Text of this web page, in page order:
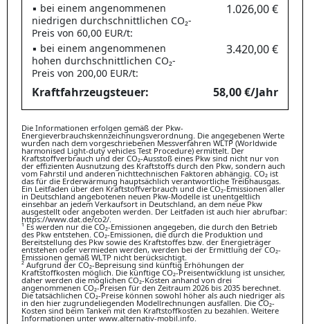
▪ bei einem angenommenen
niedrigen durchschnittlichen CO₂-
Preis von 60,00 EUR/t:
1.026,00 €
▪ bei einem angenommenen
hohen durchschnittlichen CO₂-
Preis von 200,00 EUR/t:
3.420,00 €
Kraftfahrzeugsteuer: 58,00 €/Jahr
Die Informationen erfolgen gemäß der Pkw-
Energieverbrauchskennzeichnungsverordnung. Die angegebenen Werte
wurden nach dem vorgeschriebenen Messverfahren WLTP (Worldwide
harmonised Light-duty vehicles Test Procedure) ermittelt. Der
Kraftstoffverbrauch und der CO₂-Ausstoß eines Pkw sind nicht nur von
der effizienten Ausnutzung des Kraftstoffs durch den Pkw, sondern auch
vom Fahrstil und anderen nichttechnischen Faktoren abhängig. CO₂ ist
das für die Erderwärmung hauptsächlich verantwortliche Treibhausgas.
Ein Leitfaden über den Kraftstoffverbrauch und die CO₂-Emissionen aller
in Deutschland angebotenen neuen Pkw-Modelle ist unentgeltlich
einsehbar an jedem Verkaufsort in Deutschland, an dem neue Pkw
ausgestellt oder angeboten werden. Der Leitfaden ist auch hier abrufbar:
https://www.dat.de/co2/.
¹ Es werden nur die CO₂-Emissionen angegeben, die durch den Betrieb
des Pkw entstehen. CO₂-Emissionen, die durch die Produktion und
Bereitstellung des Pkw sowie des Kraftstoffes bzw. der Energieträger
entstehen oder vermieden werden, werden bei der Ermittlung der CO₂-
Emissionen gemäß WLTP nicht berücksichtigt.
² Aufgrund der CO₂-Bepreisung sind künftig Erhöhungen der
Kraftstoffkosten möglich. Die künftige CO₂-Preisentwicklung ist unsicher,
daher werden die möglichen CO₂-Kosten anhand von drei
angenommenen CO₂-Preisen für den Zeitraum 2026 bis 2035 berechnet.
Die tatsächlichen CO₂-Preise können sowohl höher als auch niedriger als
in den hier zugrundeliegenden Modellrechnungen ausfallen. Die CO₂-
Kosten sind beim Tanken mit den Kraftstoffkosten zu bezahlen. Weitere
Informationen unter www.alternativ-mobil.info.